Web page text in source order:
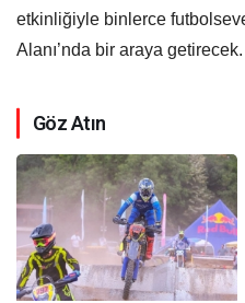
etkinliğiyle binlerce
Alanı’nda bir araya getirecek.
Göz Atın